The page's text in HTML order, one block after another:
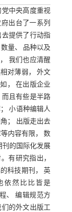
中央高度重视
出台了一系列
提供了行动指
量、 品种以及
我们也应清醒
对薄弱， 外文
， 在出版企业
且有些是半路
小语种编辑人
； 出版走出去
内容有限， 数
刊的国际化发展
有研究指出，
科技期刊， 英
依然比比皆是
、 编辑规范方
的外文出版工